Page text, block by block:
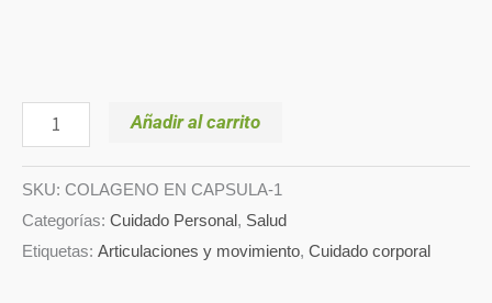
Añadir al carrito
SKU: COLAGENO EN CAPSULA-1
Categorías: Cuidado Personal, Salud
Etiquetas: Articulaciones y movimiento, Cuidado corporal